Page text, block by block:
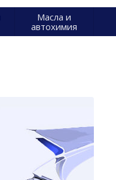
Масла и
автохимия